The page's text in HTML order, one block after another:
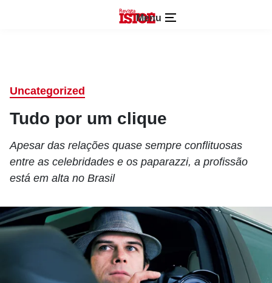
Menu
Uncategorized
Tudo por um clique
Apesar das relações quase sempre conflituosas
entre as celebridades e os paparazzi, a profissão
está em alta no Brasil